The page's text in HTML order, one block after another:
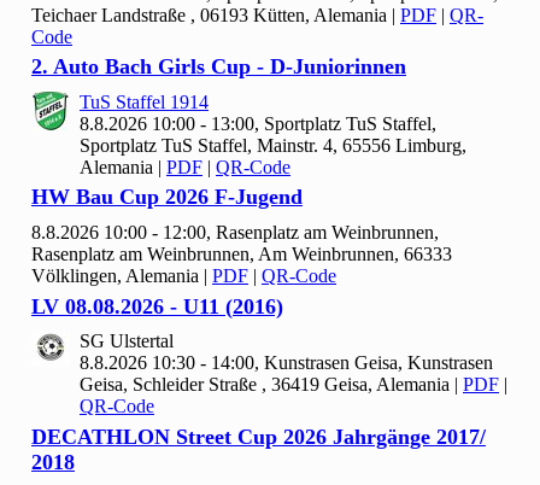
Teichaer Landstraße , 06193 Kütten, Alemania | PDF | QR-
Code
2. Auto Bach Girls Cup - D-Juniorinnen
TuS Staffel 1914
8.8.2026 10:00 - 13:00, Sportplatz TuS Staffel,
Sportplatz TuS Staffel, Mainstr. 4, 65556 Limburg,
Alemania | PDF | QR-Code
HW Bau Cup 2026 F-Jugend
8.8.2026 10:00 - 12:00, Rasenplatz am Weinbrunnen,
Rasenplatz am Weinbrunnen, Am Weinbrunnen, 66333
Völklingen, Alemania | PDF | QR-Code
LV 08.08.2026 - U11 (2016)
SG Ulstertal
8.8.2026 10:30 - 14:00, Kunstrasen Geisa, Kunstrasen
Geisa, Schleider Straße , 36419 Geisa, Alemania | PDF |
QR-Code
DECATHLON Street Cup 2026 Jahrgänge 2017/
2018